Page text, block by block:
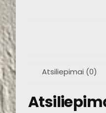
Atsiliepimai (0)